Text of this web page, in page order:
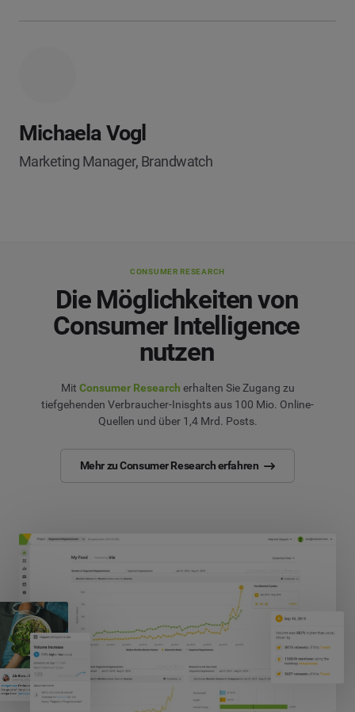
Michaela Vogl
Marketing Manager, Brandwatch
CONSUMER RESEARCH
Die Möglichkeiten von
Consumer Intelligence
nutzen
Mit Consumer Research erhalten Sie Zugang zu
tiefgehenden Verbraucher-Inisghts aus 100 Mio. Online-
Quellen und über 1,4 Mrd. Posts.
Mehr zu Consumer Research erfahren